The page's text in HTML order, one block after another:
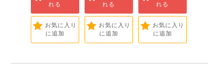
れる
お気に入り
に追加
れる
お気に入り
に追加
れる
お気に入り
に追加